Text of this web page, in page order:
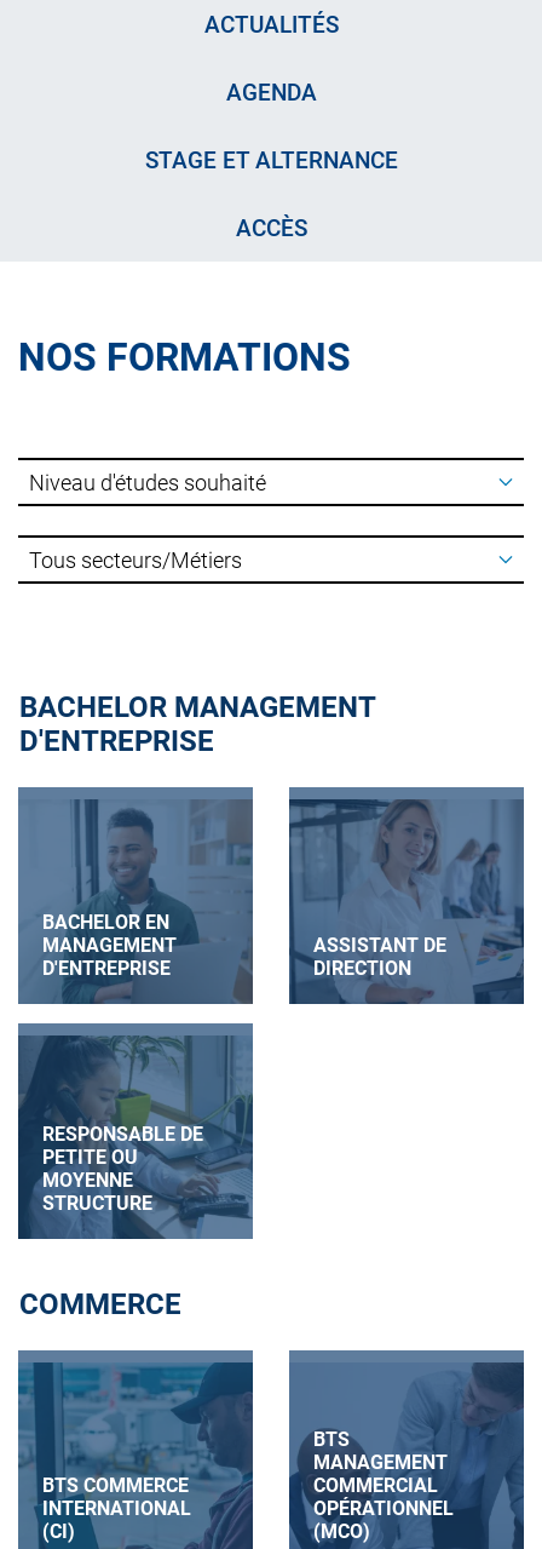
ACTUALITÉS
AGENDA
STAGE ET ALTERNANCE
ACCÈS
NOS FORMATIONS
BACHELOR MANAGEMENT
D'ENTREPRISE
BACHELOR EN
MANAGEMENT
D'ENTREPRISE
ASSISTANT DE
DIRECTION
RESPONSABLE DE
PETITE OU
MOYENNE
STRUCTURE
COMMERCE
BTS COMMERCE
INTERNATIONAL
(CI)
BTS
MANAGEMENT
COMMERCIAL
OPÉRATIONNEL
(MCO)